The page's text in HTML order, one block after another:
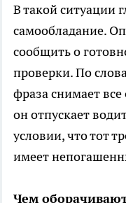
В такой ситуации
самообладание.
сообщить о
проверки. По
фраза снимает
он отпускает
условии, что тот
имеет
Чем